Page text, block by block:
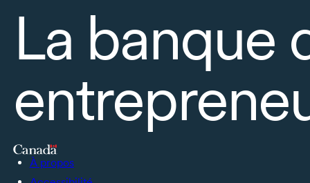
La banque
À propos